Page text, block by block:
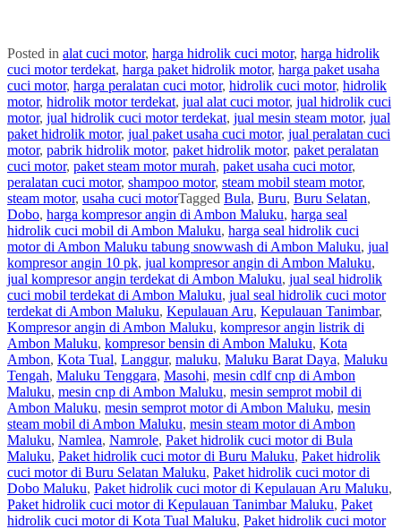
Posted in alat cuci motor, harga hidrolik cuci motor, harga hidrolik
cuci motor terdekat, harga paket hidrolik motor, harga paket usaha
cuci motor, harga peralatan cuci motor, hidrolik cuci motor, hidrolik
motor, hidrolik motor terdekat, jual alat cuci motor, jual hidrolik cuci
motor, jual hidrolik cuci motor terdekat, jual mesin steam motor, jual
paket hidrolik motor, jual paket usaha cuci motor, jual peralatan cuci
motor, pabrik hidrolik motor, paket hidrolik motor, paket peralatan
cuci motor, paket steam motor murah, paket usaha cuci motor,
peralatan cuci motor, shampoo motor, steam mobil steam motor,
steam motor, usaha cuci motorTagged Bula, Buru, Buru Selatan,
Dobo, harga kompresor angin di Ambon Maluku, harga seal
hidrolik cuci mobil di Ambon Maluku, harga seal hidrolik cuci
motor di Ambon Maluku tabung snowwash di Ambon Maluku, jual
kompresor angin 10 pk, jual kompresor angin di Ambon Maluku,
jual kompresor angin terdekat di Ambon Maluku, jual seal hidrolik
cuci mobil terdekat di Ambon Maluku, jual seal hidrolik cuci motor
terdekat di Ambon Maluku, Kepulauan Aru, Kepulauan Tanimbar,
Kompresor angin di Ambon Maluku, kompresor angin listrik di
Ambon Maluku, kompresor bensin di Ambon Maluku, Kota
Ambon, Kota Tual, Langgur, maluku, Maluku Barat Daya, Maluku
Tengah, Maluku Tenggara, Masohi, mesin cdlf cnp di Ambon
Maluku, mesin cnp di Ambon Maluku, mesin semprot mobil di
Ambon Maluku, mesin semprot motor di Ambon Maluku, mesin
steam mobil di Ambon Maluku, mesin steam motor di Ambon
Maluku, Namlea, Namrole, Paket hidrolik cuci motor di Bula
Maluku, Paket hidrolik cuci motor di Buru Maluku, Paket hidrolik
cuci motor di Buru Selatan Maluku, Paket hidrolik cuci motor di
Dobo Maluku, Paket hidrolik cuci motor di Kepulauan Aru Maluku,
Paket hidrolik cuci motor di Kepulauan Tanimbar Maluku, Paket
hidrolik cuci motor di Kota Tual Maluku, Paket hidrolik cuci motor